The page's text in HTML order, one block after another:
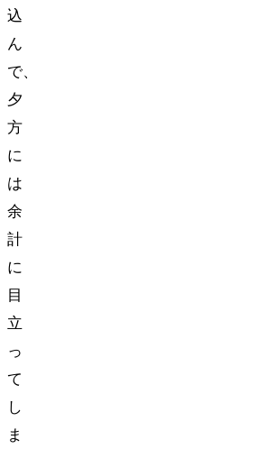
込
ん
で、
夕
方
に
は
余
計
に
目
立
っ
て
し
ま